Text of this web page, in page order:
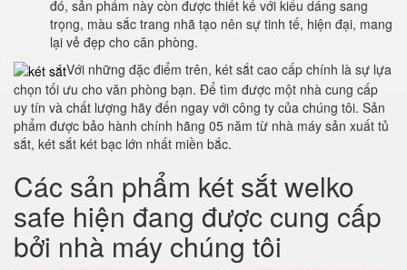
đó, sản phẩm này còn được thiết kế với kiểu dáng sang
trọng, màu sắc trang nhã tạo nên sự tinh tế, hiện đại, mang
lại vẻ đẹp cho căn phòng.
Với những đặc điểm trên, két sắt cao cấp chính là sự lựa
chọn tối ưu cho văn phòng bạn. Để tìm được một nhà cung cấp
uy tín và chất lượng hãy đến ngay với công ty của chúng tôi. Sản
phẩm được bảo hành chính hãng 05 năm từ nhà máy sản xuất tủ
sắt, két sắt két bạc lớn nhất miền bắc.
Các sản phẩm két sắt welko
safe hiện đang được cung cấp
bởi nhà máy chúng tôi